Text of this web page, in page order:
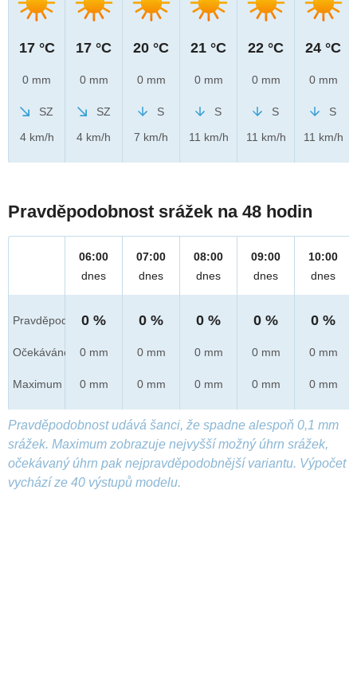
17 °C
0 mm
SZ
4 km/h
17 °C
0 mm
SZ
4 km/h
20 °C
0 mm
S
7 km/h
21 °C
0 mm
S
11 km/h
22 °C
0 mm
S
11 km/h
24 °C
0 mm
S
11 km/h
Pravděpodobnost srážek na 48 hodin
Pravděpod.
Očekáváno
Maximum
06:00
dnes
0 %
0 mm
0 mm
07:00
dnes
0 %
0 mm
0 mm
08:00
dnes
0 %
0 mm
0 mm
09:00
dnes
0 %
0 mm
0 mm
10:00
dnes
0 %
0 mm
0 mm
Pravděpodobnost udává šanci, že spadne alespoň 0,1 mm
srážek. Maximum zobrazuje nejvyšší možný úhrn srážek,
očekávaný úhrn pak nejpravděpodobnější variantu. Výpočet
vychází ze 40 výstupů modelu.